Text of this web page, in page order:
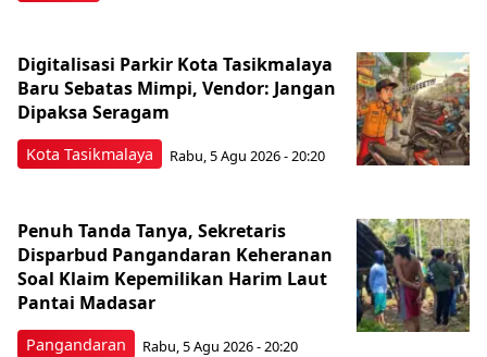
Kota Tasikmalaya
Digitalisasi Parkir Kota Tasikmalaya
Baru Sebatas Mimpi, Vendor: Jangan
Dipaksa Seragam
Rabu, 5 Agu 2026 - 20:20
Pangandaran
Penuh Tanda Tanya, Sekretaris
Disparbud Pangandaran Keheranan
Soal Klaim Kepemilikan Harim Laut
Pantai Madasar
Rabu, 5 Agu 2026 - 20:20